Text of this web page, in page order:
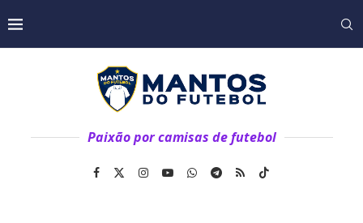
Paixão por camisas de futebol